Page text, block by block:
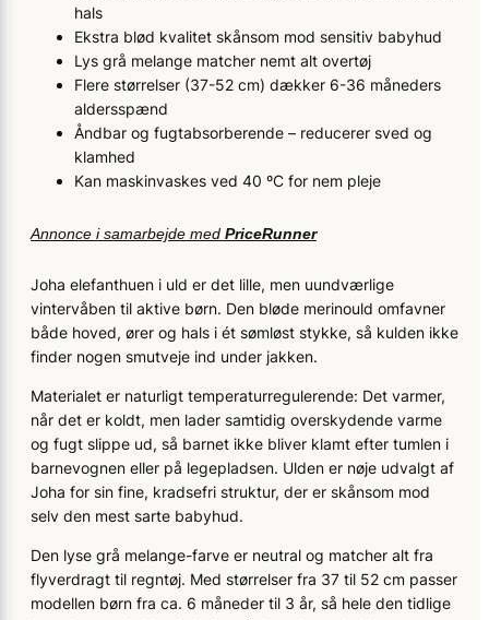
hals
Ekstra blød kvalitet skånsom mod sensitiv babyhud
Lys grå melange matcher nemt alt overtøj
Flere størrelser (37-52 cm) dækker 6-36 måneders
aldersspænd
Åndbar og fugtabsorberende – reducerer sved og
klamhed
Kan maskinvaskes ved 40 ºC for nem pleje
Annonce i samarbejde med PriceRunner
Joha elefanthuen i uld er det lille, men uundværlige
vintervåben til aktive børn. Den bløde merinould omfavner
både hoved, ører og hals i ét sømløst stykke, så kulden ikke
finder nogen smutveje ind under jakken.
Materialet er naturligt temperaturregulerende: Det varmer,
når det er koldt, men lader samtidig overskydende varme
og fugt slippe ud, så barnet ikke bliver klamt efter tumlen i
barnevognen eller på legepladsen. Ulden er nøje udvalgt af
Joha for sin fine, kradsefri struktur, der er skånsom mod
selv den mest sarte babyhud.
Den lyse grå melange-farve er neutral og matcher alt fra
flyverdragt til regntøj. Med størrelser fra 37 til 52 cm passer
modellen børn fra ca. 6 måneder til 3 år, så hele den tidlige